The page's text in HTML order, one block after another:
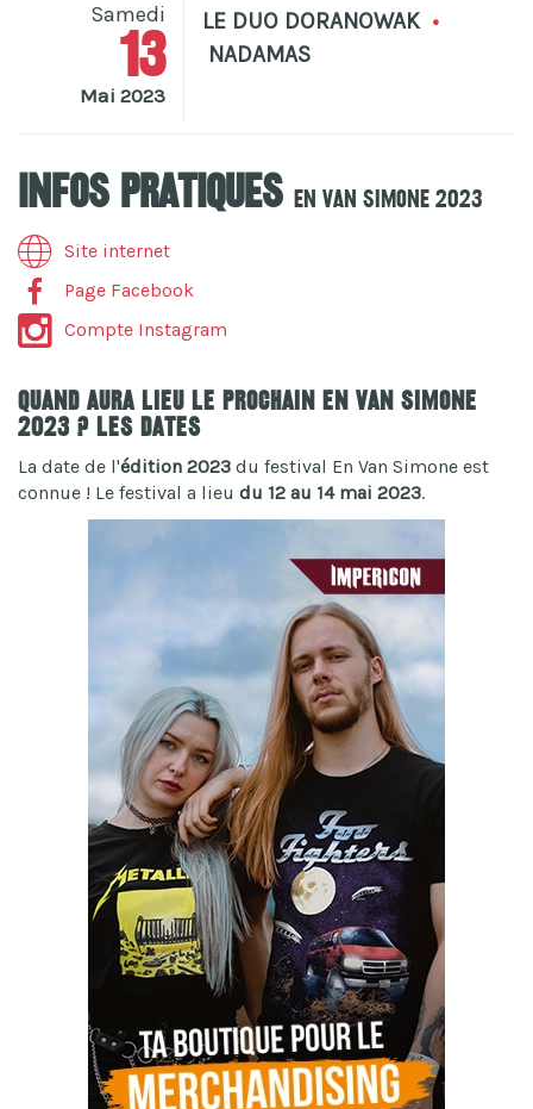
Samedi
13
Mai 2023
LE DUO DORANOWAK •
NADAMAS
Infos pratiques En Van Simone 2023
Site internet
Page Facebook
Compte Instagram
Quand aura lieu le prochain En Van Simone
2023 ? Les dates
La date de l'édition 2023 du festival En Van Simone est
connue ! Le festival a lieu du 12 au 14 mai 2023.